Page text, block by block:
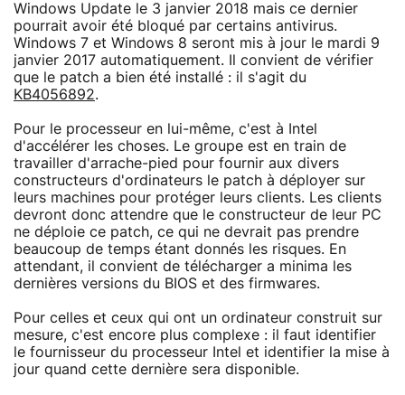
Windows Update le 3 janvier 2018 mais ce dernier
pourrait avoir été bloqué par certains antivirus.
Windows 7 et Windows 8 seront mis à jour le mardi 9
janvier 2017 automatiquement. Il convient de vérifier
que le patch a bien été installé : il s'agit du
KB4056892.
Pour le processeur en lui-même, c'est à Intel
d'accélérer les choses. Le groupe est en train de
travailler d'arrache-pied pour fournir aux divers
constructeurs d'ordinateurs le patch à déployer sur
leurs machines pour protéger leurs clients. Les clients
devront donc attendre que le constructeur de leur PC
ne déploie ce patch, ce qui ne devrait pas prendre
beaucoup de temps étant donnés les risques. En
attendant, il convient de télécharger a minima les
dernières versions du BIOS et des firmwares.
Pour celles et ceux qui ont un ordinateur construit sur
mesure, c'est encore plus complexe : il faut identifier
le fournisseur du processeur Intel et identifier la mise à
jour quand cette dernière sera disponible.